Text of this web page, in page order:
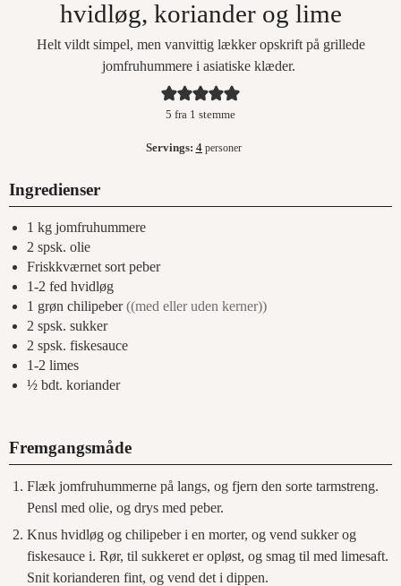
hvidløg, koriander og lime
Helt vildt simpel, men vanvittig lækker opskrift på grillede
jomfruhummere i asiatiske klæder.
5 fra 1 stemme
Servings: 4 personer
Ingredienser
1 kg jomfruhummere
2 spsk. olie
Friskkværnet sort peber
1-2 fed hvidløg
1 grøn chilipeber ((med eller uden kerner))
2 spsk. sukker
2 spsk. fiskesauce
1-2 limes
½ bdt. koriander
Fremgangsmåde
Flæk jomfruhummerne på langs, og fjern den sorte tarmstreng.
Pensl med olie, og drys med peber.
Knus hvidløg og chilipeber i en morter, og vend sukker og
fiskesauce i. Rør, til sukkeret er opløst, og smag til med limesaft.
Snit korianderen fint, og vend det i dippen.